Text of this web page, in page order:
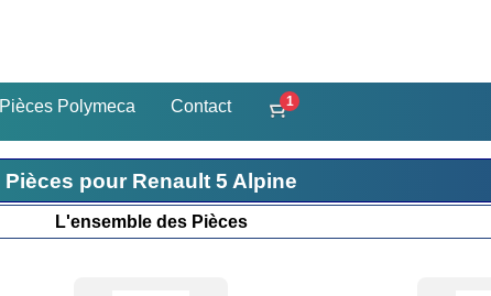
Pièces Polymeca Contact 1
Pièces pour Renault 5 Alpine
L'ensemble des Pièces